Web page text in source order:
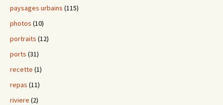
paysages urbains (115)
photos (10)
portraits (12)
ports (31)
recette (1)
repas (11)
riviere (2)